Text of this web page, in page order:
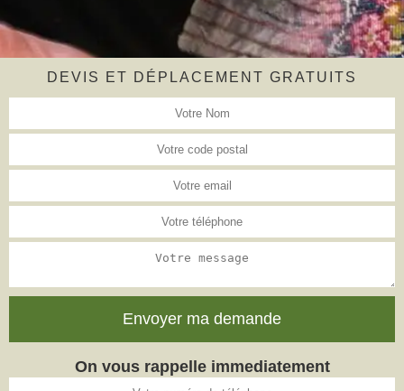
DEVIS ET DÉPLACEMENT GRATUITS
On vous rappelle immediatement